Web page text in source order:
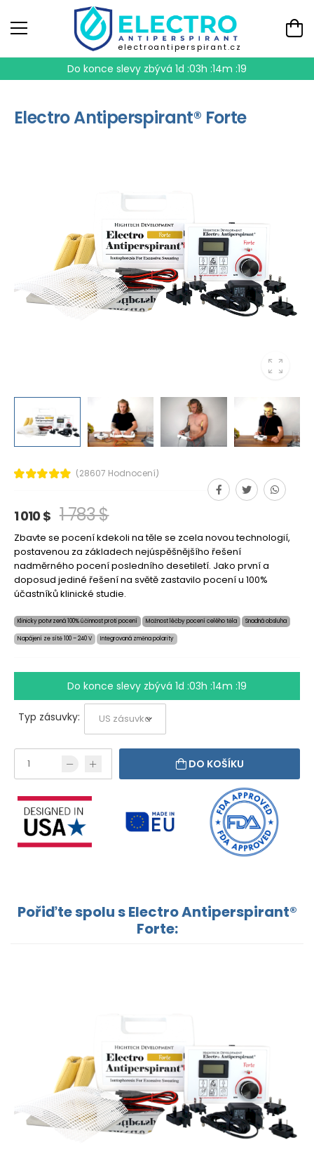
electroantiperspirant.cz
Do konce slevy zbývá 1d :03h :14m :19
Electro Antiperspirant® Forte
(28607 Hodnocení)
1 010 $ 1 783 $
Zbavte se pocení kdekoli na těle se zcela novou technologií,
postavenou za základech nejúspěšnějšího řešení
nadměrného pocení posledního desetiletí. Jako první a
doposud jediné řešení na světě zastavilo pocení u 100%
účastníků klinické studie.
Klinicky potvrzená 100% účinnost proti pocení Možnost léčby pocení celého těla Snadná obsluha
Napájení ze sítě 100 – 240 V Integrovaná změna polarity
Do konce slevy zbývá 1d :03h :14m :19
Typ zásuvky:
DO KOŠÍKU
Pořiďte spolu s Electro Antiperspirant®
Forte: